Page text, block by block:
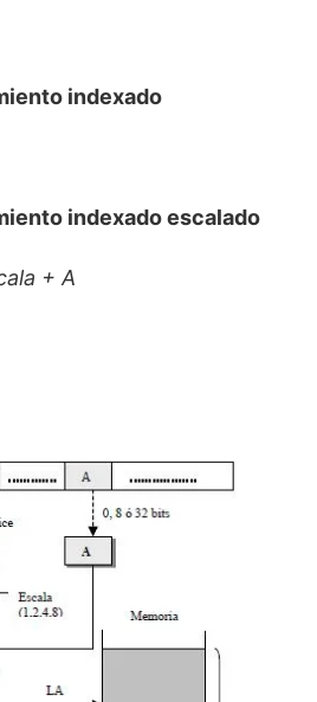
indexado
indexado escalado
+ A